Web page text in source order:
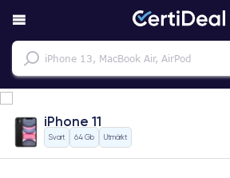
iPhone 11
Svart 64 Gb Utmärkt